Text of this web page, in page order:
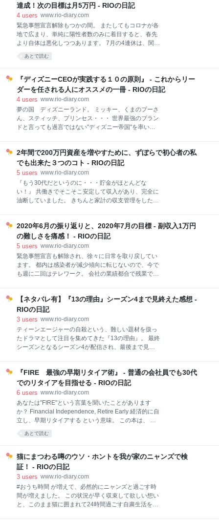
本格的なアクション／アドベンチャー映画 あわせて読
みたい 実写版「ライオンキング」 実写版「アラジン」
「インクレデ
って見てました。笑 シーズン1との繋がりも良かった
し、この先もますます楽しみ！#UmbrellaAcademy
pic.twitter.com/CxxPqpz3i2— Rio (@nami11star1)
August 17, 2020 Twitterの感想どおり、「最高すぎ
た」の一言に尽きます。 10話があっという間すぎて、
レラ・アカデミー』のココがおもしろい！ ✓ 兄弟の仲
で・・・） ✓ 兄弟
達成！次の目標は月5万円 - RIOの日記
4 users www.rio-diary.com
緊急事態宣言解除もつかの間。 またしてもコロナが各
地で広まり、単純に陽性者数のみに着目すると、春先
より自体は悪化しつつあります。 7月の4連休は、関東
圏内でお出かけしようかと思ったけど、それもとん挫
しちゃったね・・・ 都民ということで、税金を使った
おでかけは難しそう。 （大阪・愛知等の他の都市圏は
OKなのに東京がダメって・・・納得いかーん！） ↑ 心
の叫び 2020年7月の振り返り 1. 副収入10,000円！
（未達） 3. 7月に観た映画 2020年8月の目標 1. 副収入
50,000円 2. 今月こそ体重1kg落とす 3. 映画鑑賞 まと
め あわせて読みたい 1. 2020年下半期の目標 2. 2020
振り返り 7月下旬は
あとで読む
『ディズニーCEOが実践する１０の原則』 - これからリー
ダーを任される人にオススメの一冊 - RIOの日記
4 users www.rio-diary.com
夢の国 ディズニーランド。 ミッキー、くまのプーさ
ん、スティッチ、プリンセス・・・ 世界最強のブラン
ドと言っても過言ではない"ディズニー帝国"を率いる
ー*1のキャリアを辿りながら、理想のリーダー像を学
べる一冊がこの『ディズニーCEOが実践する10の原
則』です。 また、アイガーがCEO時代に手掛けたピク
サー、マーベル、ルーカス・フィルム、21世紀FOXの
買収劇の裏話や経営の観点からの狙いなども、映画好
きな私にとってはとても興味深いエピソードでした。
が増えてきました。世界一有名な企業を統べるCEO
は、一体どんな人物なのか、組織や人を率いる時に、
どんなポイントに気を付けているのか、とても参考に
なりま
2年間で200万円資産を増やすために、ずぼらで初心者の私
でも出来た３つのコト - RIOの日記
5 users www.rio-diary.com
『もう30代だというのに・・・貯金がほとんどな
い！』 共働きでそこそこ安定して収入があり、完全に
油断していました。 きちんと家計の収支管理をしたこ
ば、資産額は２００万円ほどになりました。 こちら
が、我が家の資産の約２年間の推移です。 【マネーフ
ォワードのマイページを一部抜粋】 私はきっちりと家
計管理ができるタイプでもないですし、外食や旅行な
どそこそこお金がかかることが趣味で、徹底した節約
ができるタイプでもありません。 そんな私でもちょっ
ばと、私が実践したことを紹介したいと思います。 ★
この記事はこんなあなたにオススメ★ ✓ 無理して節約
とか無理！ ✓ 共働きなのになかなかお金が貯まらない
✓ 初心
2020年6月の振り返りと、2020年7月の目標 - 副収入1万円
の難しさを痛感！ - RIOの日記
5 users www.rio-diary.com
緊急事態宣言も解除され、徐々に日常を取り戻してい
ます。 都内は感染者が減少傾向に転じないので、今で
も週に二回はテレワーク。 会社の業績都合で残業でき
いワークライフバランスを保てています。 2020年7月
の目標 1. 新作の映画を劇場で鑑賞する 2. 読書 3. 副収
入1万円！ 4. 体重を1kg減らす 2020年6月の振り返り
1. ついに映画館が再開！気になる新作映画を鑑賞。 2.
お出かけ再開。でもまだコワイ・・・ あわせて読みた
い 2020年7月の目標 1. 新作の映画を劇場で鑑賞する 6
見ました。 一映画ファンとして出来る一番の支援は、
映画館に足を運んで観たい新作映画を観ることだね。
7月
【ネタバレ有】『13の理由』シーズン4まで見終えた感想 -
RIOの日記
3 users www.rio-diary.com
ティーンエージャーの自殺という、難しい題材を扱っ
たドラマとして注目を集めてきた『13の理由』。 最終
シーズンとなるシーズン4が配信され、最後まで見届
はシーズン3の途中までは好きだったのに、オチで一
気に冷めてしまい、でもこの作品のキャラクターは好
きなのでラストを見届けました。 シーズン4について
思うところは色々あるけど、チャーリー、アレック
ス、ジャスティン…とBoysにだいぶ癒され救われまし
た☺️ pic.twitter.com/UirCFIucoF— Rio (@nami11star1)
た私の想いは、140字では語り尽くせません！ 作品を
ようと思います。 以下、ネタバレが含
『FIRE 最強の早期リタイア術』 - 普通の会社員でも30代
でのリタイアを目指せる - RIOの日記
6 users www.rio-diary.com
あなたは"FIRE"という言葉を聞いたことがあります
か？ Financial Independence, Retire Early 経済的に自
立し、早期リタイアする という意味。 この本は、 極
貧の中国系移民の子供として育ち、 普通の大学を出て
普通の会社員となり、 31歳で億り人*1を達成した女性
か、リアルな体験談を綴った一冊です。 時間は、どん
な人にも平等です。 一度しかない人生、週５日４０時
間を会社のために使うのか。 それとも、自分のしたい
し前に退職する、つまり50代後半〜60代の人だけの話
ということでは、決してありません。 この本はこんな
人にオススメ ✔️30代、40代に早期リタイアして、自由
あとで読む
猫にまつわる噂のウソ・ホントを我が家のニャンズで検
証！ - RIOの日記
3 users www.rio-diary.com
#おうち時間 が増えて、必然的にニャンズと過ごす時
間が増えました。 この状況が早く収束して欲しい想い
と、このまま猫に囲まれて24時間過ごす自粛生活を続